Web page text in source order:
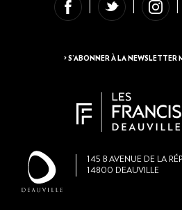
> S’ABONNER À LA NEWSLETTER
145 B AVENUE DE LA
14800 DEAUVILLE